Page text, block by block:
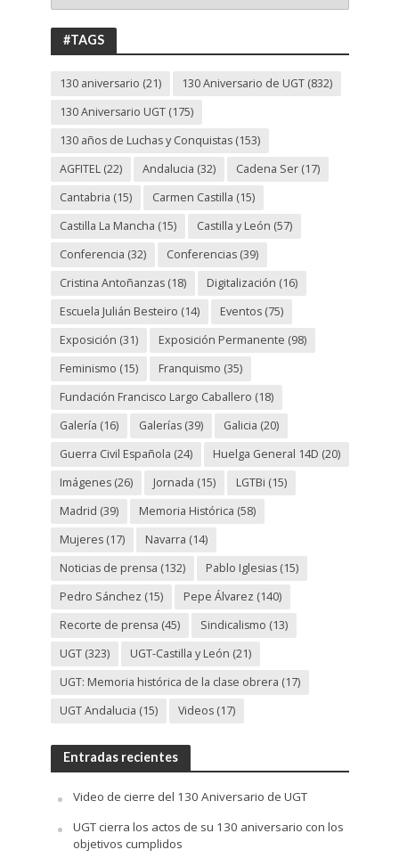
ANIVERSARIO
UGT
#TAGS
130 aniversario (21) 130 Aniversario de UGT(832)
130 Aniversario UGT(175)
130 años de Luchas y Conquistas(153)
AGFITEL(22) Andalucia (32) Cadena Ser(17)
Cantabria (15) Carmen Castilla (15)
Castilla La Mancha (15) Castilla y León (57)
Conferencia (32) Conferencias(39)
Cristina Antoñanzas(18) Digitalización (16)
Escuela Julián Besteiro (14) Eventos(75)
Exposición (31) Exposición Permanente (98)
Feminismo (15) Franquismo (35)
Fundación Francisco Largo Caballero (18)
Galería (16) Galerías(39) Galicia (20)
Guerra Civil Española (24) Huelga General 14D (20)
Imágenes(26) Jornada (15) LGTBi (15)
Madrid (39) Memoria Histórica (58)
Mujeres(17) Navarra (14)
Noticias de prensa (132) Pablo Iglesias(15)
Pedro Sánchez (15) Pepe Álvarez (140)
Recorte de prensa (45) Sindicalismo (13)
UGT(323) UGT-Castilla y León (21)
UGT: Memoria histórica de la clase obrera (17)
UGT Andalucia (15) Videos(17)
Entradas recientes
Video de cierre del 130 Aniversario de UGT
UGT cierra los actos de su 130 aniversario con los
objetivos cumplidos